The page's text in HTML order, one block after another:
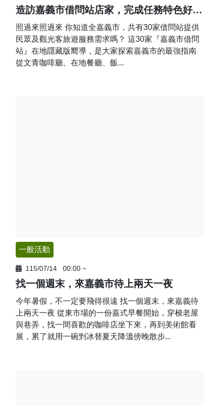
造訪嘉義市借問站店家，完成任務特色好禮輕鬆帶回家
照過來照過來 你知道全嘉義市，共有30家借問站提供
民眾及觀光客旅遊服務需求嗎？ 這30家『嘉義市借問
站』在地隱藏版嚮導，是大家探索嘉義市的最強指南
從文青咖啡廳、在地餐廳、飯...
一般活動
115/07/14 00:00 ~
找一個週末，來嘉義市待上兩天一夜
今年暑假，不一定要飛得很遠 找一個週末，來嘉義待
上兩天一夜 從東市場的一份嘉式早餐開始，穿梭老屋
與巷弄，找一間喜歡的咖啡店坐下來，再到美術館看
展，累了就用一碗剉冰替夏天降溫傍晚散步...